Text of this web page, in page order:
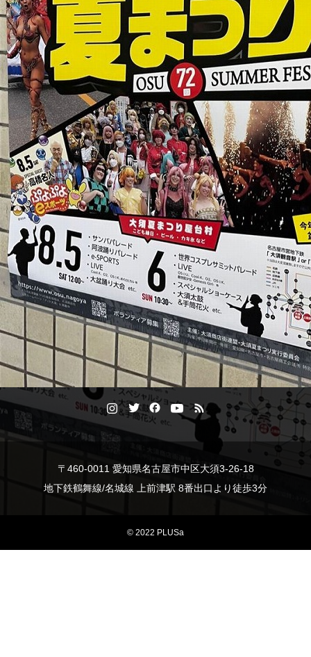
〒460-0011 愛知県名古屋市中区大須3-26-18
地下鉄鶴舞線/名城線 上前津駅 8番出口より徒歩3分
© 2022 PLUSa